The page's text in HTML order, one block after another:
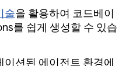
술을 활용하여 코드베이
를 쉽게 생성할 수 있습
이션된 에이전트 환경에